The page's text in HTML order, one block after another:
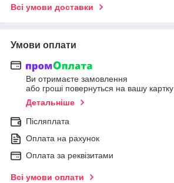
Всі умови доставки
Умови оплати
Ви отримаєте замовлення
або гроші повернуться на вашу картку
Детальніше
Післяплата
Оплата на рахунок
Оплата за реквізитами
Всі умови оплати